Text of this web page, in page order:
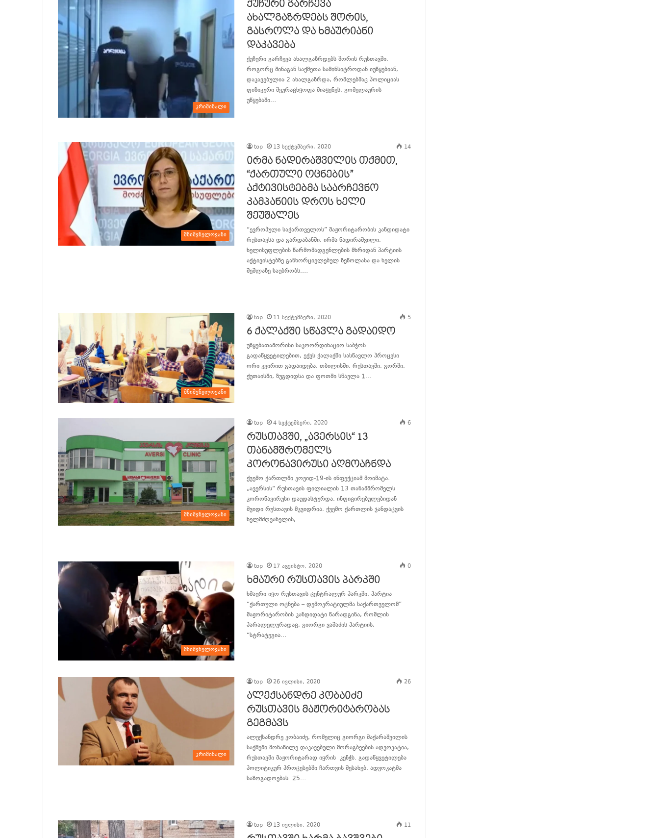
კრიმინალი
ქუჩური გარჩევა
ახალგაზრდებს შორის,
გასროლა და ხმაურიანი
დაკავება
ქუჩური გარჩევა ახალგაზრდებს შორის რუსთავში.
როგორც შინაგან საქმეთა სამინსიტროდან იუწყებიან,
დაკავებულია 2 ახალგაზრდა, რომლებმაც პოლიციას
ფიზიკური შეურაცხყოფა მიაყენეს. გომელაურის
უწყებაში…
მნიშვნელოვანი
top 13 სექტემბერი, 2020 14
ირმა ნადირაშვილის თქმით,
“ქართული ოცნების”
აქტივისტებმა საარჩევნო
კამპანიის დროს ხელი
შეუშალეს
“ევროპული საქართველოს” მაჟორიტარობის კანდიდატი
რუსთავსა და გარდაბანში, ირმა ნადირაშვილი,
ხელისუფლების წარმომადგენლების მხრიდან პარტიის
აქტივისტებზე განხორციელებულ ზეწოლასა და ხელის
შეშლაზე საუბრობს.…
მნიშვნელოვანი
top 11 სექტემბერი, 2020 5
6 ქალაქში სწავლა გადაიდო
უწყებათაშორისი საკოორდინაციო საბჭოს
გადაწყვეტილებით, ექვს ქალაქში სასწავლო პროცესი
ორი კვირით გადაიდება. თბილისში, რუსთავში, გორში,
ქუთაისში, ზუგდიდსა და ფოთში სწავლა 1…
მნიშვნელოვანი
top 4 სექტემბერი, 2020 6
რუსთავში, „ავერსის“ 13
თანამშრომელს
კორონავირუსი აღმოაჩნდა
ქვემო ქართლში კოვიდ-19-ის ინფექციამ მოიმატა.
„ავერსის“ რუსთავის ფილიალის 13 თანამშრომელს
კორონავირუსი დაუდასტურდა. ინფიცირებულებიდან
შვიდი რუსთავის მკვიდრია. ქვემო ქართლის ჯანდაცვის
ხელმძღვანელის,…
მნიშვნელოვანი
top 17 აგვისტო, 2020 0
ხმაური რუსთავის პარკში
ხმაური იყო რუსთავის ცენტრალურ პარკში. პარტია
“ქართული ოცნება – დემოკრატიულმა საქართველომ”
მაჟორიტარობის კანდიდატი წარადგინა, რომლის
პარალელურადაც, გიორგი ვაშაძის პარტიის,
“სტრატეგია…
კრიმინალი
top 26 ივლისი, 2020 26
ალექსანდრე კობაიძე
რუსთავის მაჟორიტარობას
გეგმავს
ალექსანდრე კობაიძე, რომელიც გიორგი შაქარაშვილის
საქმეში მონაწილე დაკავებული მორაგბეების ადვოკატია,
რუსთავში მაჟორიტარად იყრის კენჭს. გადაწყვეტილება
პოლიტიკურ პროცესებში ჩართვის შესახებ, ადვოკატმა
საზოგადოებას 25…
top 13 ივლისი, 2020 11